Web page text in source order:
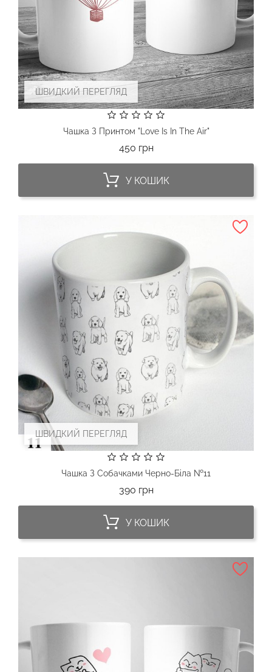
ШВИДКИЙ ПЕРЕГЛЯД
Чашка З Принтом "Love Is In The Air"
450 грнЦіна
У КОШИК
ШВИДКИЙ ПЕРЕГЛЯД
Чашка З Собачками Черно-Біла №11
390 грнЦіна
У КОШИК